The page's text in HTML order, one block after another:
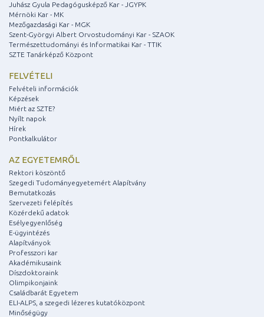
Juhász Gyula Pedagógusképző Kar - JGYPK
Mérnöki Kar - MK
Mezőgazdasági Kar - MGK
Szent-Györgyi Albert Orvostudományi Kar - SZAOK
Természettudományi és Informatikai Kar - TTIK
SZTE Tanárképző Központ
FELVÉTELI
Felvételi információk
Képzések
Miért az SZTE?
Nyílt napok
Hírek
Pontkalkulátor
AZ EGYETEMRŐL
Rektori köszöntő
Szegedi Tudományegyetemért Alapítvány
Bemutatkozás
Szervezeti felépítés
Közérdekű adatok
Esélyegyenlőség
E-ügyintézés
Alapítványok
Professzori kar
Akadémikusaink
Díszdoktoraink
Olimpikonjaink
Családbarát Egyetem
ELI-ALPS, a szegedi lézeres kutatóközpont
Minőségügy